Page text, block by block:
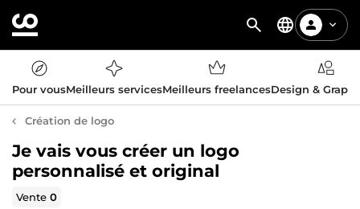
Pour vousMeilleurs servicesMeilleurs freelancesDesign &
Création de logo
Je vais vous créer un logo
personnalisé et original
Vente0